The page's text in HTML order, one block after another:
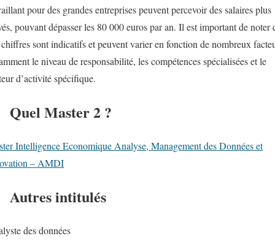
pour des grandes entreprises peuvent percevoir des salaires plus
pouvant dépasser les 80 000 euros par an. Il est important de noter
chiffres sont indicatifs et peuvent varier en fonction de nombreux
le niveau de responsabilité, les compétences spécialisées et le
d’activité spécifique.
Quel Master 2 ?
Intelligence Economique Analyse, Management des Données et
– AMDI
Autres intitulés
des données